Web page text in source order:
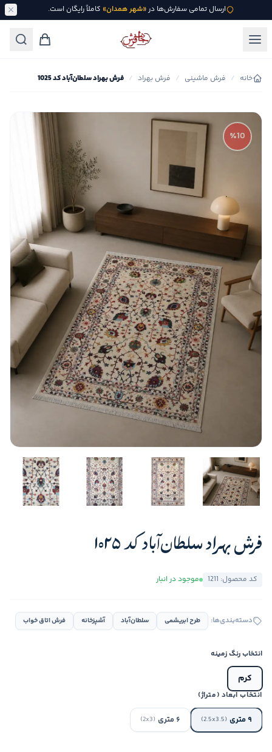
ارسال تمامی سفارش‌ها در«شهر همدان» کاملاً رایگان است.
خانه / فرش ماشینی / فرش بهراد / فرش بهراد سلطان‌آباد کد 1025
٪10
فرش بهراد سلطان‌آباد کد 1025
کد محصول: 1211 موجود در انبار
دسته‌بندی‌ها: طرح ابریشمی سلطان‌آباد آشپزخانه فرش اتاق خواب
انتخاب رنگ زمینه
کرم
انتخاب ابعاد (متراژ)
۹ متری (2.5x3.5) ۶ متری (2x3)